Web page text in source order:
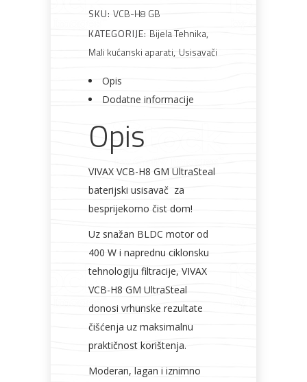
galanterija
UltraSteal
baterijski
usisavač
SKU: VCB-H8 GB
KATEGORIJE: Bijela Tehnika,
Mali kućanski aparati, Usisavači
Opis
Dodatne informacije
Opis
VIVAX VCB-H8 GM UltraSteal
baterijski usisavač za
besprijekorno čist dom!
Uz snažan BLDC motor od
400 W i naprednu ciklonsku
tehnologiju filtracije, VIVAX
VCB-H8 GM UltraSteal
donosi vrhunske rezultate
čišćenja uz maksimalnu
praktičnost korištenja.
Moderan, lagan i iznimno